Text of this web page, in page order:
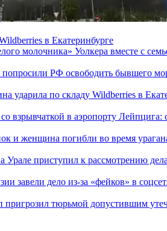
в Екатеринбурге
молочника» Уолкера вместе с
РФ освободить бывшего
ударила по складу Wildberries в
взрывчаткой в аэропорту Лейпцига:
и женщина погибли во время
Урале приступил к рассмотрению
завели дело из-за «фейков» в
пригрозил тюрьмой допустившим